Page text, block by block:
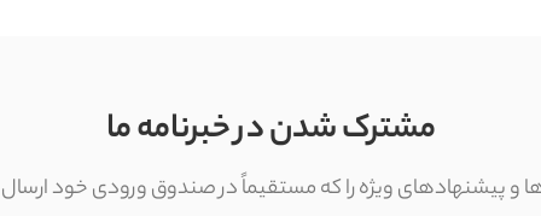
مشترک شدن در خبرنامه ما
و پیشنهادهای ویژه را که مستقیماً در صندوق ورودی خود